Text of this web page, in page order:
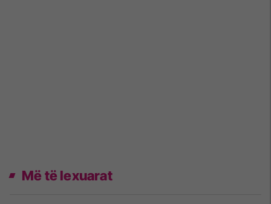
Më të lexuarat